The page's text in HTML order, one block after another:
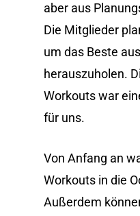
aber aus
Die Mitglieder
um das Beste
herauszuholen.
Workouts war
für uns.
Von Anfang an
Workouts in die
Außerdem